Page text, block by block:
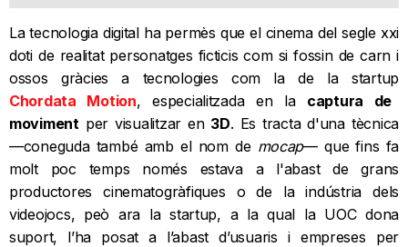
La tecnologia digital ha permès que el cinema del segle xxi
doti de realitat personatges ficticis com si fossin de carn i
ossos gràcies a tecnologies com la de la startup
Chordata Motion, especialitzada en la captura de
moviment per visualitzar en 3D. Es tracta d'una tècnica
—coneguda també amb el nom de mocap— que fins fa
molt poc temps només estava a l'abast de grans
productores cinematogràfiques o de la indústria dels
videojocs, peò ara la startup, a la qual la UOC dona
suport, l’ha posat a l’abast d’usuaris i empreses per